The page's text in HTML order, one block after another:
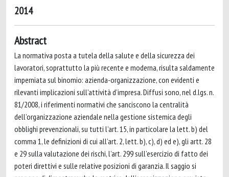
2014
Abstract
La normativa posta a tutela della salute e della sicurezza dei
lavoratori, soprattutto la più recente e moderna, risulta saldamente
imperniata sul binomio: azienda-organizzazione, con evidenti e
rilevanti implicazioni sull’attività d’impresa. Diffusi sono, nel d.lgs. n.
81/2008, i riferimenti normativi che sanciscono la centralità
dell’organizzazione aziendale nella gestione sistemica degli
obblighi prevenzionali, su tutti l’art. 15, in particolare la lett. b) del
comma 1, le definizioni di cui all’art. 2, lett. b), c), d) ed e), gli artt. 28
e 29 sulla valutazione dei rischi, l’art. 299 sull’esercizio di fatto dei
poteri direttivi e sulle relative posizioni di garanzia. Il saggio si